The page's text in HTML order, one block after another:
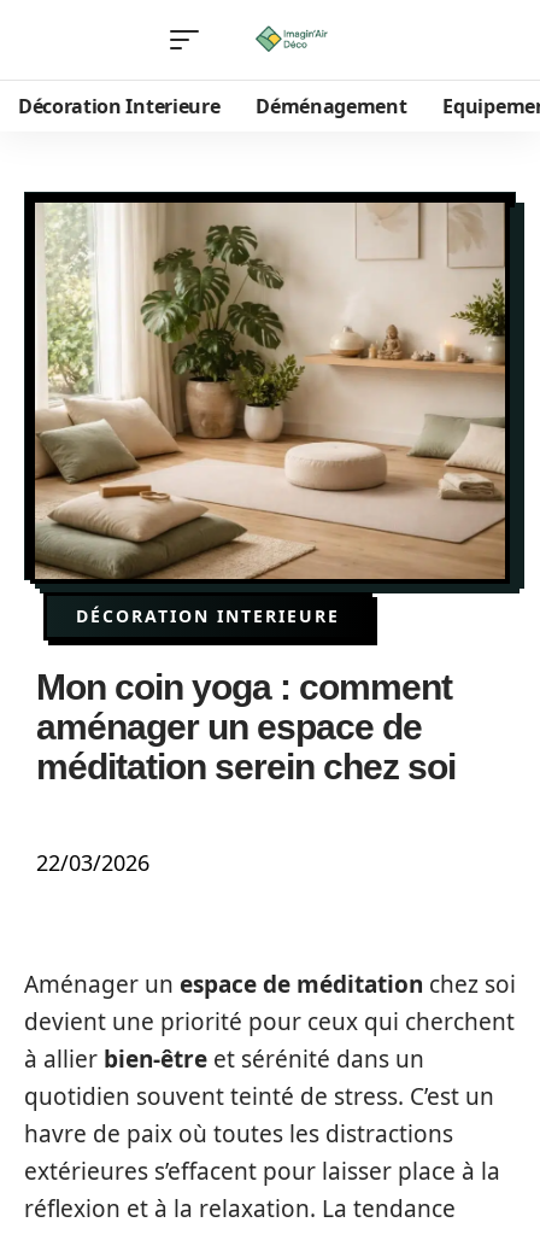
Décoration Interieure Déménagement
DÉCORATION INTERIEURE
Mon coin yoga : comment
aménager un espace de
méditation serein chez soi
22/03/2026
Aménager un espace de méditation chez soi
devient une priorité pour ceux qui cherchent
à allier bien-être et sérénité dans un
quotidien souvent teinté de stress. C’est un
havre de paix où toutes les distractions
extérieures s’effacent pour laisser place à la
réflexion et à la relaxation. La tendance